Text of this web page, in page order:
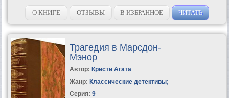
О КНИГЕ ОТЗЫВЫ В ИЗБРАННОЕ ЧИТАТЬ
Трагедия в Марсдон-
Мэнор
Автор: Кристи Агата
Жанр: Классические детективы;
Серия: 9